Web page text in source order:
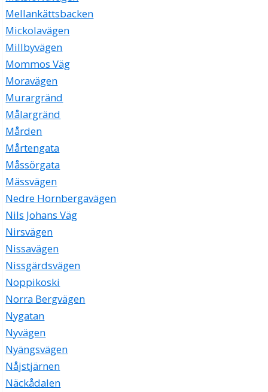
Mellankättsbacken
Mickolavägen
Millbyvägen
Mommos Väg
Moravägen
Murargränd
Målargränd
Mården
Mårtengata
Måssörgata
Mässvägen
Nedre Hornbergavägen
Nils Johans Väg
Nirsvägen
Nissavägen
Nissgärdsvägen
Noppikoski
Norra Bergvägen
Nygatan
Nyvägen
Nyängsvägen
Nåjstjärnen
Näckådalen